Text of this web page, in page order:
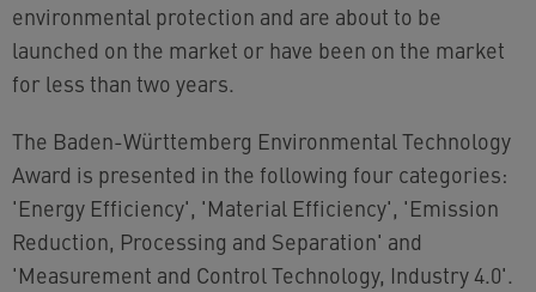
environmental protection and are about to be
launched on the market or have been on the market
for less than two years.
The Baden-Württemberg Environmental Technology
Award is presented in the following four categories:
'Energy Efficiency', 'Material Efficiency', 'Emission
Reduction, Processing and Separation' and
'Measurement and Control Technology, Industry 4.0'.